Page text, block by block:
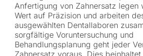
Anfertigung von Zahnersatz legen
Wert auf Präzision und arbeiten
ausgewählten Dentallaboren
sorgfältige Voruntersuchung und
Behandlungsplanung geht jeder